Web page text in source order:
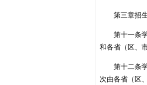
第三章招生
第十一条学
和各省（区、
第十二条学
次由各省（区